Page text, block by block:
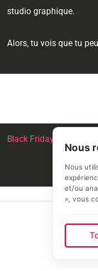
studio graphique.
Alors, tu vois que tu
Black Friday
Nous
Nous
et/ou
», vous